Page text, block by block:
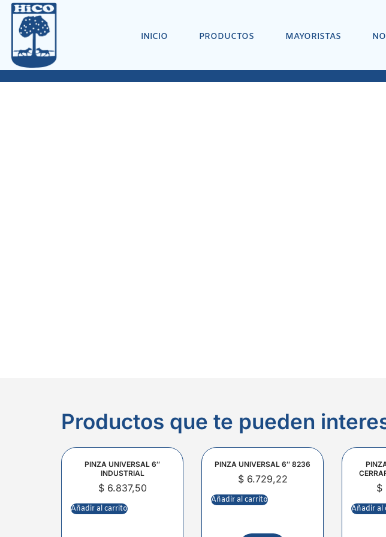
INICIO PRODUCTOS MAYORISTAS
Productos que te pueden
PINZA UNIVERSAL 6″
INDUSTRIAL
$6.837,50
Añadir al carrito
PINZA UNIVERSAL 6″ 8236
$6.729,22
Añadir al carrito
$
Añadir al